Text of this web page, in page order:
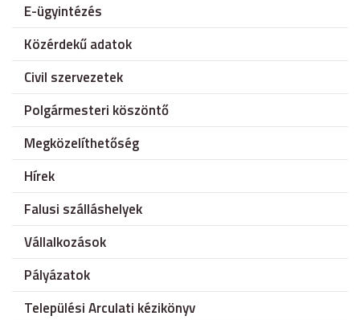
E-ügyintézés
Közérdekű adatok
Civil szervezetek
Polgármesteri köszöntő
Megközelíthetőség
Hírek
Falusi szálláshelyek
Vállalkozások
Pályázatok
Települési Arculati kézikönyv